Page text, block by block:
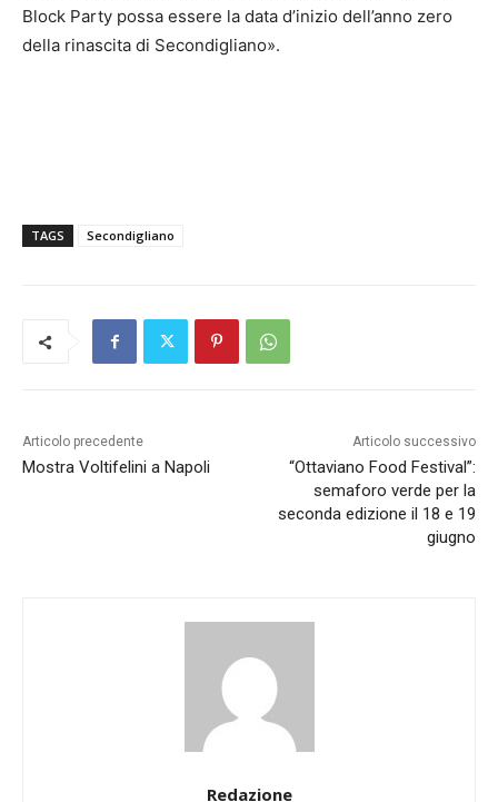
Block Party possa essere la data d’inizio dell’anno zero
della rinascita di Secondigliano».
TAGS Secondigliano
Articolo precedente
Mostra Voltifelini a Napoli
Articolo successivo
“Ottaviano Food Festival”:
semaforo verde per la
seconda edizione il 18 e 19
giugno
Redazione